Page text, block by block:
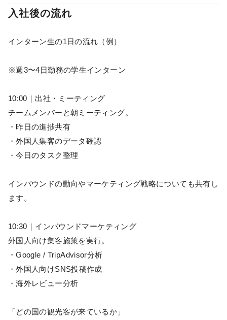
入社後の流れ
インターン生の1日の流れ（例）
※週3〜4日勤務の学生インターン
10:00｜出社・ミーティング
チームメンバーと朝ミーティング。
・昨日の進捗共有
・外国人集客のデータ確認
・今日のタスク整理
インバウンドの動向やマーケティング戦略についても共有し
ます。
10:30｜インバウンドマーケティング
外国人向け集客施策を実行。
・Google / TripAdvisor分析
・外国人向けSNS投稿作成
・海外レビュー分析
「どの国の観光客が来ているか」